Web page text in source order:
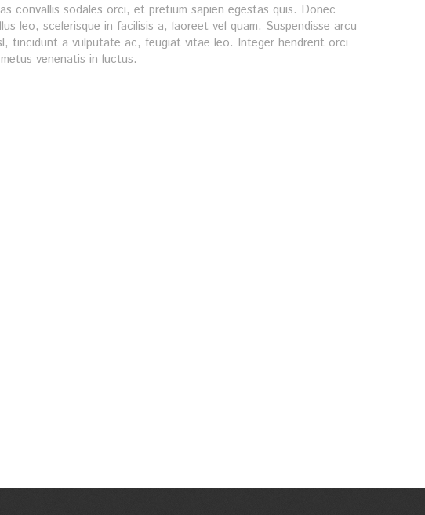
convallis sodales orci, et pretium sapien egestas quis. Donec
leo, scelerisque in facilisis a, laoreet vel quam. Suspendisse arcu
tincidunt a vulputate ac, feugiat vitae leo. Integer hendrerit orci
venenatis in luctus.